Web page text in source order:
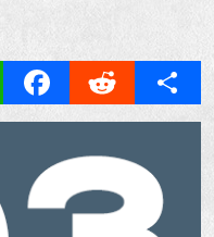
FacebookReddit Share